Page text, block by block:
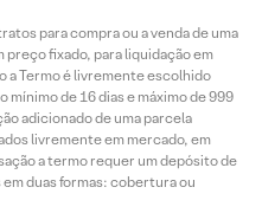
para compra ou a venda de uma
preço fixado, para liquidação em
a Termo é livremente escolhido
de 16 dias e máximo de 999
adicionado de uma parcela
livremente em mercado, em
a termo requer um depósito de
duas formas: cobertura ou